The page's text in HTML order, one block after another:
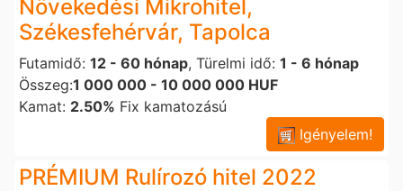
Növekedési Mikrohitel,
Székesfehérvár, Tapolca
Futamidő: 12 - 60 hónap, Türelmi idő: 1 - 6 hónap
Összeg:1 000 000 - 10 000 000 HUF
Kamat: 2.50% Fix kamatozású
Igényelem!
PRÉMIUM Rulírozó hitel 2022